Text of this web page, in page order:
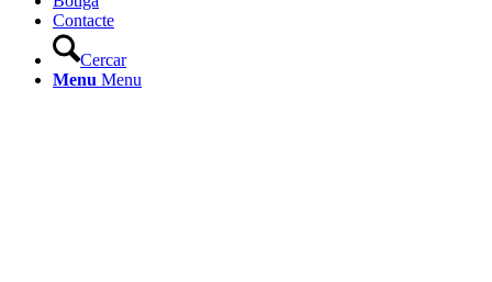
Contacte
Cercar
Menu Menu